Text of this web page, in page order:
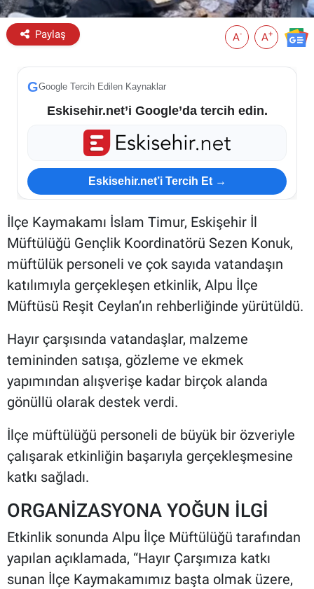
Paylaş A- A+
GGoogle Tercih Edilen Kaynaklar
Eskisehir.net’i Google’da tercih edin.
Eskisehir.net’i Tercih Et →
İlçe Kaymakamı İslam Timur, Eskişehir İl
Müftülüğü Gençlik Koordinatörü Sezen Konuk,
müftülük personeli ve çok sayıda vatandaşın
katılımıyla gerçekleşen etkinlik, Alpu İlçe
Müftüsü Reşit Ceylan’ın rehberliğinde yürütüldü.
Hayır çarşısında vatandaşlar, malzeme
temininden satışa, gözleme ve ekmek
yapımından alışverişe kadar birçok alanda
gönüllü olarak destek verdi.
İlçe müftülüğü personeli de büyük bir özveriyle
çalışarak etkinliğin başarıyla gerçekleşmesine
katkı sağladı.
ORGANİZASYONA YOĞUN İLGİ
Etkinlik sonunda Alpu İlçe Müftülüğü tarafından
yapılan açıklamada, “Hayır Çarşımıza katkı
sunan İlçe Kaymakamımız başta olmak üzere,
Eskişehir Otobüs Saatleri